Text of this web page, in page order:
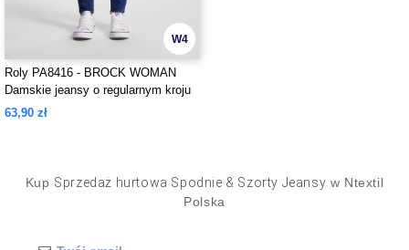
W4
Roly PA8416 - BROCK WOMAN
Damskie jeansy o regularnym kroju
63,90 zł
Kup Sprzedaż hurtowa Spodnie & Szorty Jeansy w Ntextil
Polska